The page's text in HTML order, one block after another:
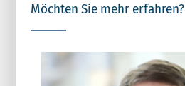
Möchten Sie mehr erfahren?